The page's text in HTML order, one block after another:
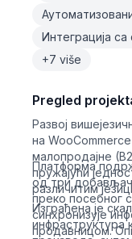
Интеграција
+7 više
Pregled
Развој
на
малопродајне
пружајући
различитим
Платформа
од три
преко посебног
синхронизује
продавницом.
Изграђена је
инфраструктура